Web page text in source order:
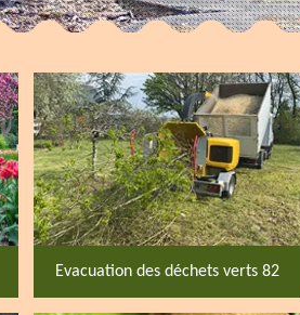
Evacuation des déchets verts 82